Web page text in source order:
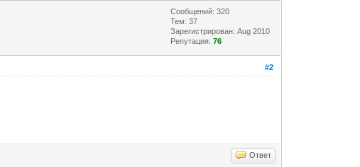
Сообщений: 320
Тем: 37
Зарегистрирован: Aug 2010
Репутация:76
#2
Ответ